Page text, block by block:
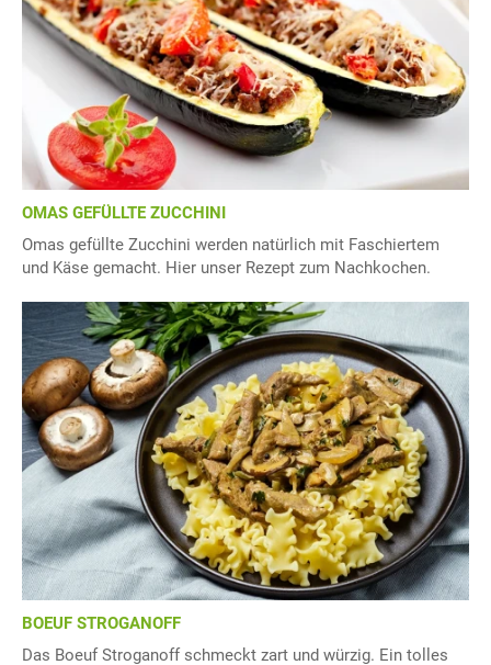
OMAS GEFÜLLTE ZUCCHINI
Omas gefüllte Zucchini werden natürlich mit Faschiertem
und Käse gemacht. Hier unser Rezept zum Nachkochen.
BOEUF STROGANOFF
Das Boeuf Stroganoff schmeckt zart und würzig. Ein tolles